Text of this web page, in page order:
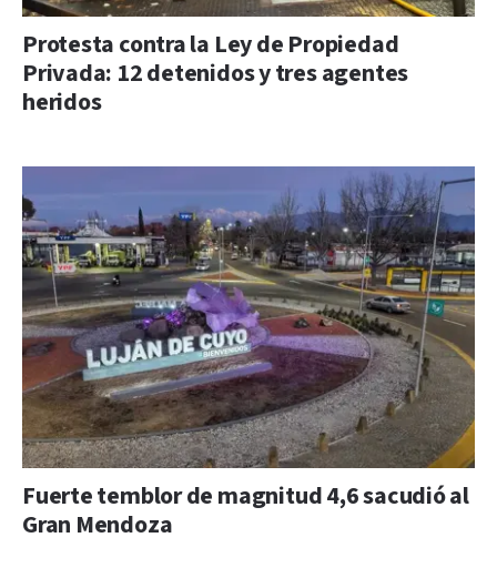
Protesta contra la Ley de Propiedad
Privada: 12 detenidos y tres agentes
heridos
Fuerte temblor de magnitud 4,6 sacudió al
Gran Mendoza